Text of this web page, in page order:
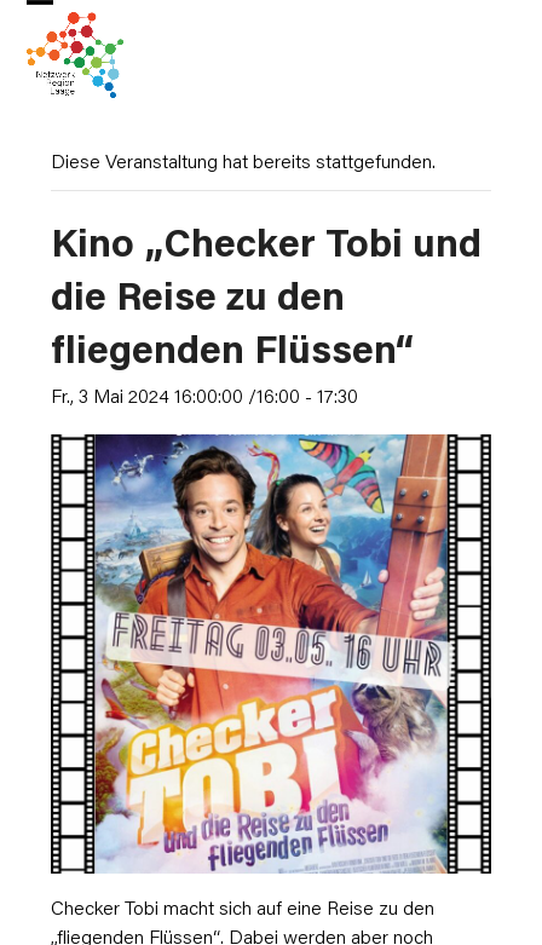
Skip
content
Open
mobile
menu
Close
mobile
menu
Diese Veranstaltung hat bereits stattgefunden.
Kino „Checker Tobi und
die Reise zu den
fliegenden Flüssen“
Fr., 3 Mai 2024 16:00:00 /16:00 -17:30
Checker Tobi macht sich auf eine Reise zu den
„fliegenden Flüssen“. Dabei werden aber noch